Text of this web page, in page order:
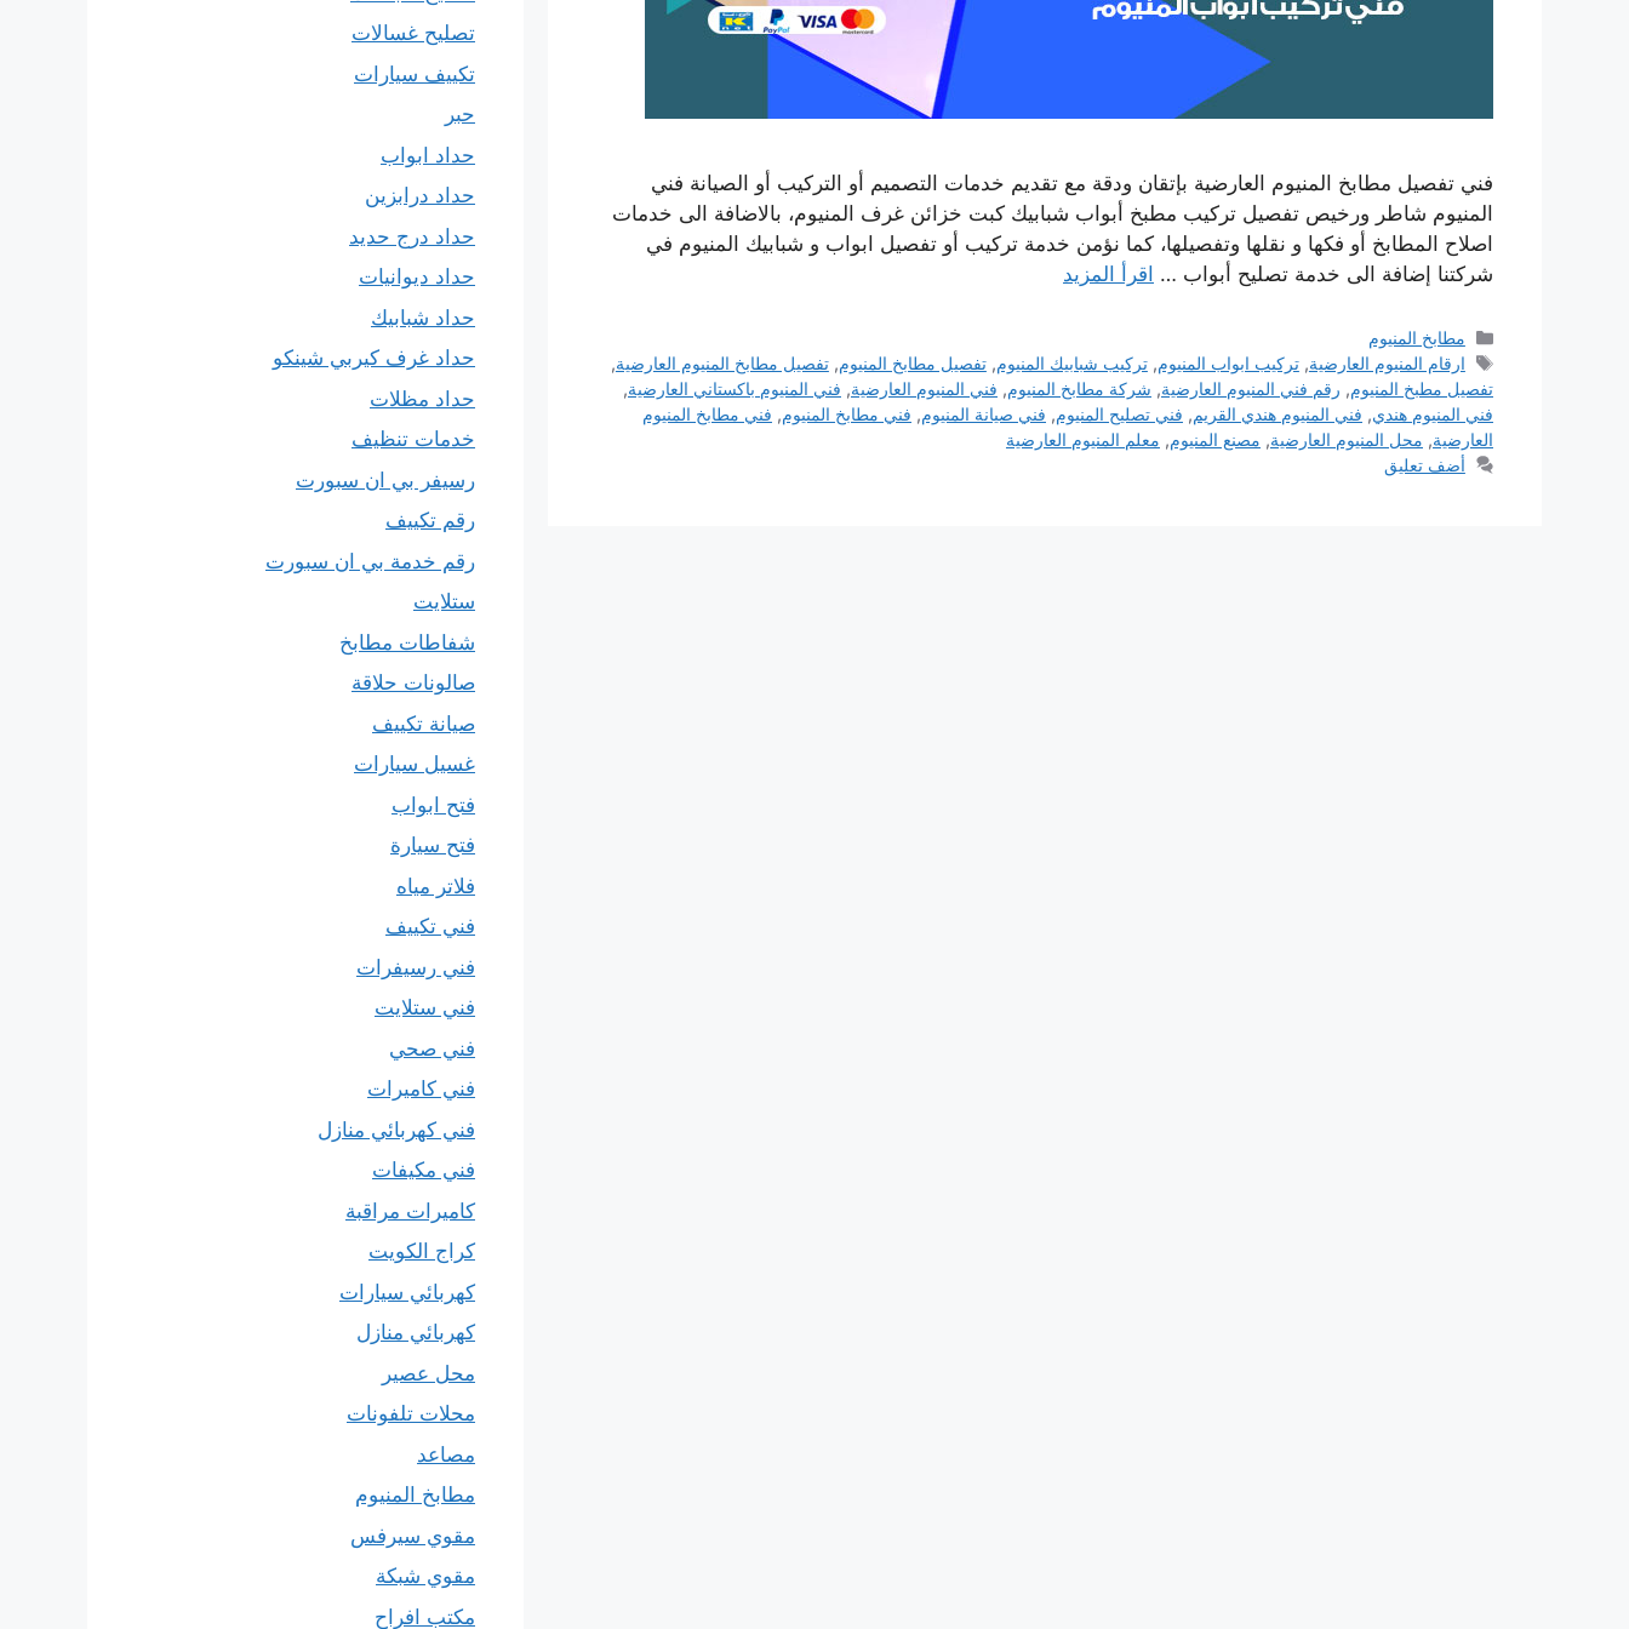
فني تفصيل مطابخ المنيوم العارضية بإتقان ودقة مع تقديم خدمات التصميم أو التركيب أو الصيانة فني
المنيوم شاطر ورخيص تفصيل تركيب مطبخ أبواب شبابيك كبت خزائن غرف المنيوم، بالاضافة الى خدمات
اصلاح المطابخ أو فكها و نقلها وتفصيلها، كما نؤمن خدمة تركيب أو تفصيل ابواب و شبابيك المنيوم في
شركتنا إضافة الى خدمة تصليح أبواب … اقرأ المزيد
التصنيفات
مطابخ المنيوم
الوسوم
ارقام المنيوم العارضية,تركيب ابواب المنيوم,تركيب شبابيك المنيوم,تفصيل مطابخ المنيوم,تفصيل مطابخ المنيوم العارضية,
تفصيل مطبخ المنيوم, رقم فني المنيوم العارضية, شركة مطابخ المنيوم, فني المنيوم العارضية, فني المنيوم باكستاني العارضية,
فني المنيوم هندي, فني المنيوم هندي القريم, فني تصليح المنيوم, فني صيانة المنيوم, فني مطابخ المنيوم, فني مطابخ المنيوم
العارضية, محل المنيوم العارضية, مصنع المنيوم, معلم المنيوم العارضية
أضف تعليق
تصليح غسالات
تكييف سيارات
حبر
حداد ابواب
حداد درابزين
حداد درج حديد
حداد ديوانيات
حداد شبابيك
حداد غرف كيربي شينكو
حداد مظلات
خدمات تنظيف
رسيفر بي ان سبورت
رقم تكييف
رقم خدمة بي ان سبورت
ستلايت
شفاطات مطابخ
صالونات حلاقة
صيانة تكييف
غسيل سيارات
فتح ابواب
فتح سيارة
فلاتر مياه
فني تكييف
فني رسيفرات
فني ستلايت
فني صحي
فني كاميرات
فني كهربائي منازل
فني مكيفات
كاميرات مراقبة
كراج الكويت
كهربائي سيارات
كهربائي منازل
محل عصير
محلات تلفونات
مصاعد
مطابخ المنيوم
مقوي سيرفس
مقوي شبكة
مكتب افراح